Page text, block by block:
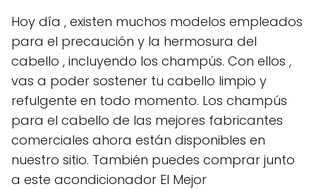
Hoy día , existen muchos modelos empleados
para el precaución y la hermosura del
cabello , incluyendo los champús. Con ellos ,
vas a poder sostener tu cabello limpio y
refulgente en todo momento. Los champús
para el cabello de las mejores fabricantes
comerciales ahora están disponibles en
nuestro sitio. También puedes comprar junto
a este acondicionador El Mejor